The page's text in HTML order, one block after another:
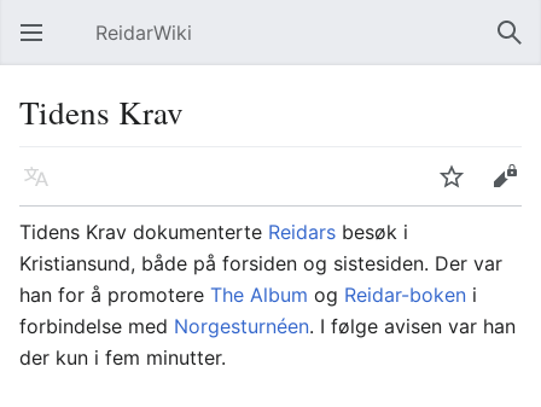
Åpne hovedmenyen ReidarWiki Søk
Tidens Krav
Språk Overvåk
Rediger
Tidens Krav dokumenterte Reidars besøk i
Kristiansund, både på forsiden og sistesiden. Der var
han for å promotere The Album og Reidar-boken i
forbindelse med Norgesturnéen. I følge avisen var han
der kun i fem minutter.